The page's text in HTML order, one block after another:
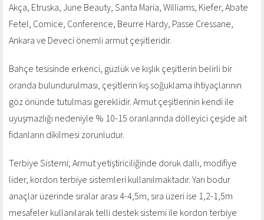
Akça, Etruska, June Beauty, Santa Maria, Williams, Kiefer, Abate
Fetel, Comice, Conference, Beurre Hardy, Passe Cressane,
Ankara ve Deveci önemli armut çeşitleridir.
Bahçe tesisinde erkenci, güzlük ve kışlık çeşitlerin belirli bir
oranda bulundurulması, çeşitlerin kış soğuklama ihtiyaçlarının
göz önünde tutulması gereklidir. Armut çeşitlerinin kendi ile
uyuşmazlığı nedeniyle % 10-15 oranlarında dölleyici çeşide ait
fidanların dikilmesi zorunludur.
Terbiye Sistemi; Armut yetiştiriciliğinde doruk dallı, modifiye
lider, kordon terbiye sistemleri kullanılmaktadır. Yarı bodur
anaçlar üzerinde sıralar arası 4-4,5m, sıra üzeri ise 1,2-1,5m
mesafeler kullanılarak telli destek sistemi ile kordon terbiye